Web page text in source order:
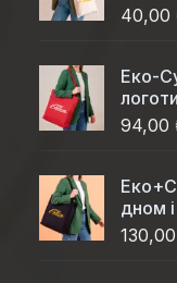
40,00
Еко-
94,00
дном